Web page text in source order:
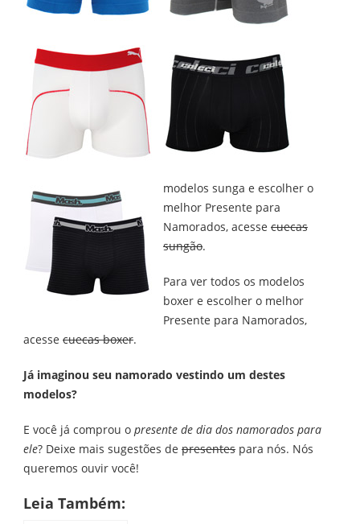
modelos sunga e escolher o
melhor Presente para
Namorados, acesse cuecas
sungão.
Para ver todos os modelos
boxer e escolher o melhor
Presente para Namorados,
acesse cuecas boxer.
Já imaginou seu namorado vestindo um destes
modelos?
E você já comprou o presente de dia dos namorados para
ele? Deixe mais sugestões de presentes para nós. Nós
queremos ouvir você!
Leia Também: